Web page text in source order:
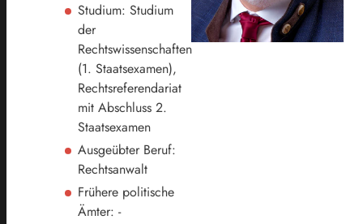
Studium: Studium
der
Rechtswissenschaften
(1. Staatsexamen),
Rechtsreferendariat
mit Abschluss 2.
Staatsexamen
Ausgeübter Beruf:
Rechtsanwalt
Frühere politische
Ämter: -